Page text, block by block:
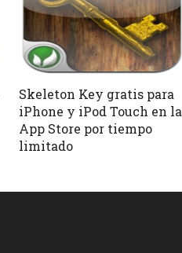
Skeleton Key gratis para
iPhone y iPod Touch en la
App Store por tiempo
limitado